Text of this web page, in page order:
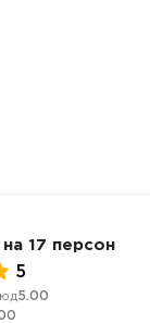
17 персон
5
5.00